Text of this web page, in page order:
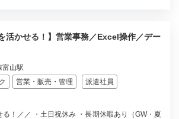
活かせる！】営業事務／Excel操作／デー
富山駅
営業・販売・管理 派遣社員
！／／ ・土日祝休み ・長期休暇あり（GW・夏